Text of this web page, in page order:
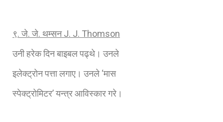
९. जे. जे. थम्सनJ. J. Thomson
उनी हरेक दिन बाइबल पढ्थे। उनले
इलेक्ट्रोन पत्ता लगाए। उनले ‘मास
स्पेक्ट्रोमिटर’ यन्त्र आविस्कार गरे।